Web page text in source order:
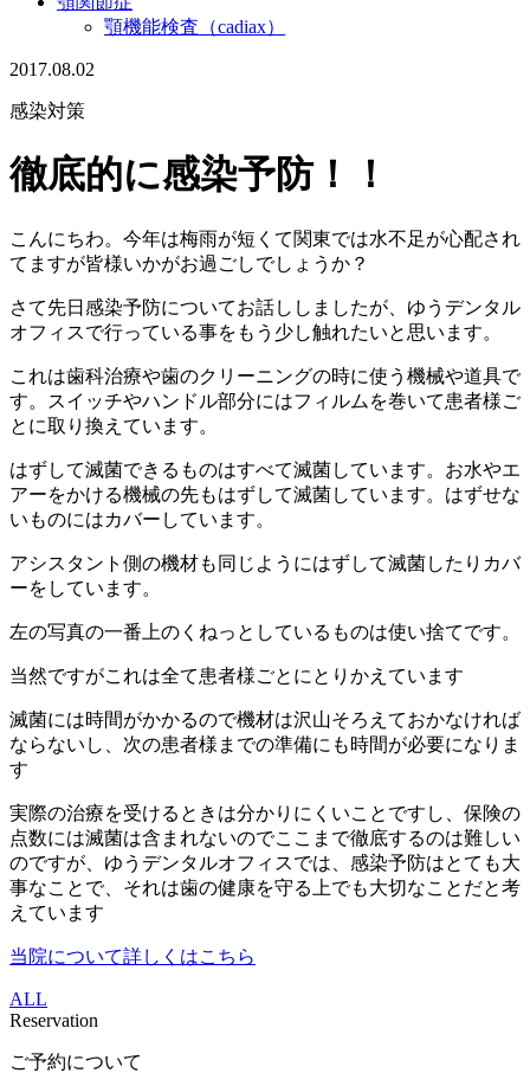
顎機能検査（cadiax）
2017.08.02
感染対策
徹底的に感染予防！！
こんにちわ。今年は梅雨が短くて関東では水不足が心配され
てますが皆様いかがお過ごしでしょうか？
さて先日感染予防についてお話ししましたが、ゆうデンタル
オフィスで行っている事をもう少し触れたいと思います。
これは歯科治療や歯のクリーニングの時に使う機械や道具で
す。スイッチやハンドル部分にはフィルムを巻いて患者様ご
とに取り換えています。
はずして滅菌できるものはすべて滅菌しています。お水やエ
アーをかける機械の先もはずして滅菌しています。はずせな
いものにはカバーしています。
アシスタント側の機材も同じようにはずして滅菌したりカバ
ーをしています。
左の写真の一番上のくねっとしているものは使い捨てです。
当然ですがこれは全て患者様ごとにとりかえています
滅菌には時間がかかるので機材は沢山そろえておかなければ
ならないし、次の患者様までの準備にも時間が必要になりま
す
実際の治療を受けるときは分かりにくいことですし、保険の
点数には滅菌は含まれないのでここまで徹底するのは難しい
のですが、ゆうデンタルオフィスでは、感染予防はとても大
事なことで、それは歯の健康を守る上でも大切なことだと考
えています
当院について詳しくはこちら
ALL
Reservation
ご予約について